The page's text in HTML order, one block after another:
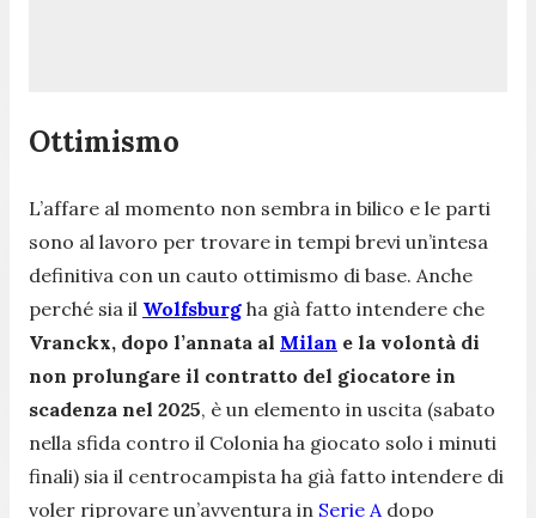
Ottimismo
L’affare al momento non sembra in bilico e le parti
sono al lavoro per trovare in tempi brevi un’intesa
definitiva con un cauto ottimismo di base. Anche
perché sia il Wolfsburg ha già fatto intendere che
Vranckx, dopo l’annata al Milan e la volontà di
non prolungare il contratto del giocatore in
scadenza nel 2025, è un elemento in uscita (sabato
nella sfida contro il Colonia ha giocato solo i minuti
finali) sia il centrocampista ha già fatto intendere di
voler riprovare un’avventura in Serie A dopo